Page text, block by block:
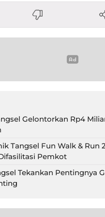
Gelontorkan Rp4
Tangsel Fun Walk & Run
Pemkot
Tekankan Pentingnya